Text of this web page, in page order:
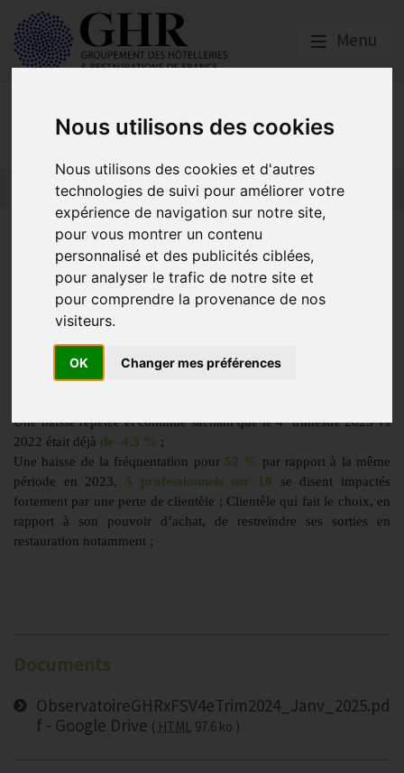
Nous utilisons des cookies
Nous utilisons des cookies et d'autres
technologies de suivi pour améliorer votre
expérience de navigation sur notre site,
pour vous montrer un contenu
personnalisé et des publicités ciblées,
pour analyser le trafic de notre site et
pour comprendre la provenance de nos
visiteurs.
OK Changer mes préférences
Menu
Publications
Observatoire GHRxFSV | 4e
trimestre 2024
Enquête
10/03/2025
Une baisse répétée et continue sachant que le 4 trimestre 2023 vs
2022 était déjà de -4.3 % ;
Une baisse de la fréquentation pour 52 % par rapport à la même
période en 2023,
5 professionnels sur 10
se disent impactés
fortement par une perte de clientèle ; Clientèle qui fait le choix, en
rapport à son pouvoir d’achat, de restreindre ses sorties en
restauration notamment ;
Documents
ObservatoireGHRxFSV4eTrim2024_Janv_2025.pd
f - Google Drive
HTML 97.6 ko